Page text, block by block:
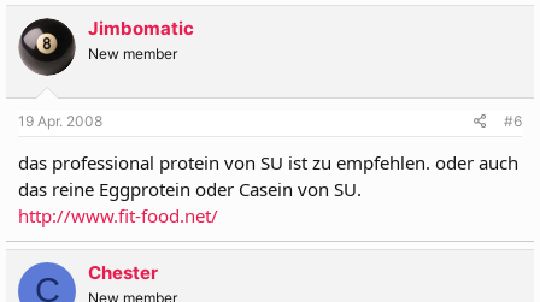
Jimbomatic
New member
19 Apr. 2008 #6
das professional protein von SU ist zu empfehlen. oder auch
das reine Eggprotein oder Casein von SU.
http://www.fit-food.net/
C Chester
New member